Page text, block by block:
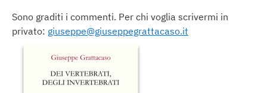
Sono graditi i commenti. Per chi voglia scrivermi in
privato: giuseppe@giuseppegrattacaso.it